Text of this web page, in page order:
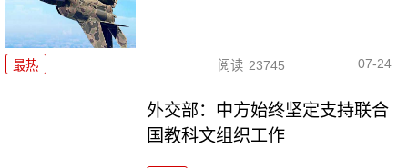
最热 阅读 23745 07-24
外交部：中方始终坚定支持联合
国教科文组织工作